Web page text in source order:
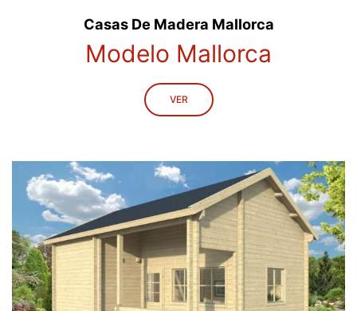
Casas De Madera Mallorca
Modelo Mallorca
VER